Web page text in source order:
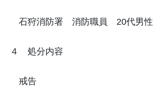
石狩消防署 消防職員 20代男性
４ 処分内容
戒告